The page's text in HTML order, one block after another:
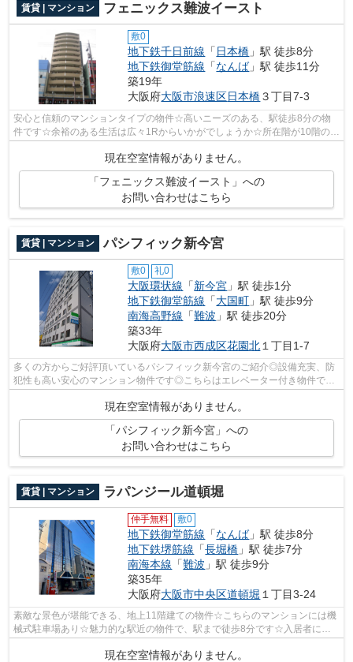
賃貸 | マンション フェニックス難波イースト
敷0
地下鉄千日前線 「 日本橋 」駅 徒歩8分
地下鉄御堂筋線 「なんば」駅 徒歩11分
築19年
大阪府大阪市浪速区日本橋３丁目7-3
安心と信頼のマンションタイプの物件☆高いニーズのある、駅徒歩8分の物
件です☆余裕のある生活は広々1Rからいかがでしょうか☆所在階が10階の物
現在空室情報がありません。
「フェニックス難波イースト」への
お問い合わせはこちら
賃貸 | マンション パシフィック新今宮
敷0 礼0
大阪環状線 「新今宮 」駅 徒歩1分
地下鉄御堂筋線 「大国町 」駅 徒歩9分
南海高野線 「難波 」駅 徒歩20分
築33年
大阪府大阪市西成区花園北 １丁目1-7
多くの方からご好評頂いているパシフィック新今宮のご紹介◎設備充実、防
犯性も高い安心のマンション物件です◎こちらはエレベーター付き物件です
現在空室情報がありません。
「パシフィック新今宮」への
お問い合わせはこちら
賃貸 | マンション ラパンジール道頓堀
仲手無料 敷0
地下鉄御堂筋線 「なんば」駅 徒歩8分
地下鉄堺筋線 「長堀橋 」駅 徒歩7分
南海本線 「難波 」駅 徒歩9分
築35年
大阪府大阪市中央区道頓堀 １丁目3-24
素敵な景色が堪能できる、地上11階建ての物件☆こちらのマンションには機
械式駐車場あり☆魅力的な駅近の物件で、駅まで徒歩8分です☆入居者にと
っても扱いやすい敷地内ごみ置き場がつい...
現在空室情報がありません。